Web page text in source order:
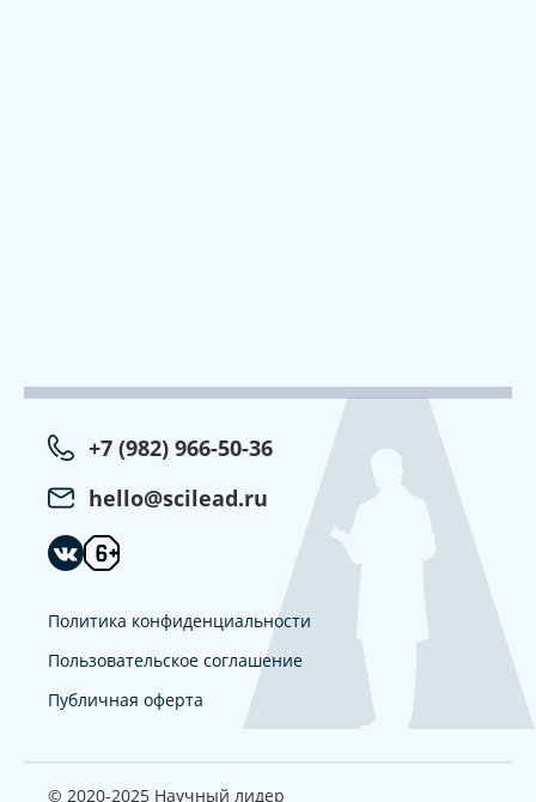
+7 (982) 966-50-36
hello@scilead.ru
Политика конфиденциальности
Пользовательское соглашение
Публичная оферта
© 2020-2025 Научный лидер